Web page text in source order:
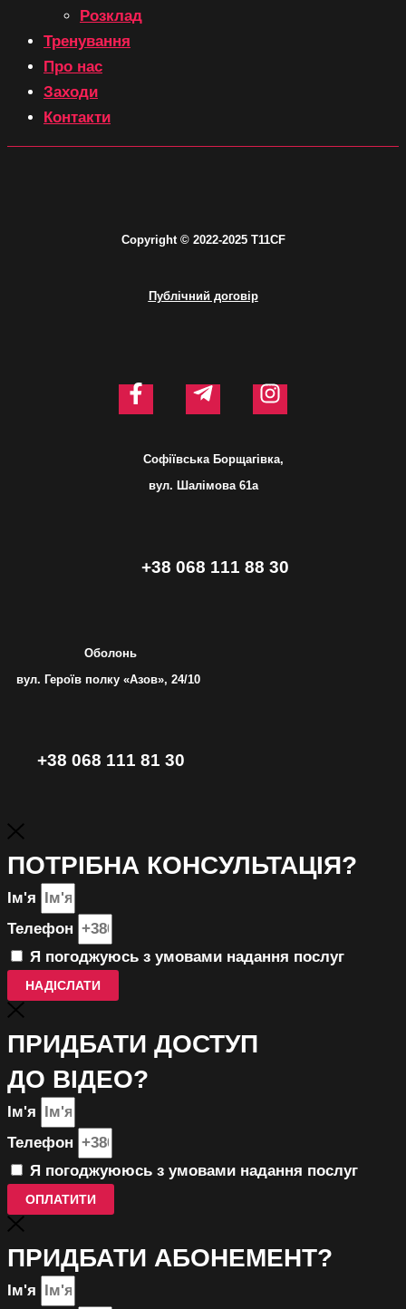
Розклад
Тренування
Про нас
Заходи
Контакти
Copyright © 2022-2025 T11CF
Публічний договір
Софіївська Борщагівка,
вул. Шалімова 61а
+38 068 111 88 30
Оболонь
вул. Героїв полку «Азов», 24/10
+38 068 111 81 30
ПОТРІБНА КОНСУЛЬТАЦІЯ?
Ім'я
Телефон
Я погоджуюсь з умовами надання послуг
НАДІСЛАТИ
ПРИДБАТИ ДОСТУП
ДО ВІДЕО?
Ім'я
Телефон
Я погоджуююсь з умовами надання послуг
ОПЛАТИТИ
ПРИДБАТИ АБОНЕМЕНТ?
Ім'я